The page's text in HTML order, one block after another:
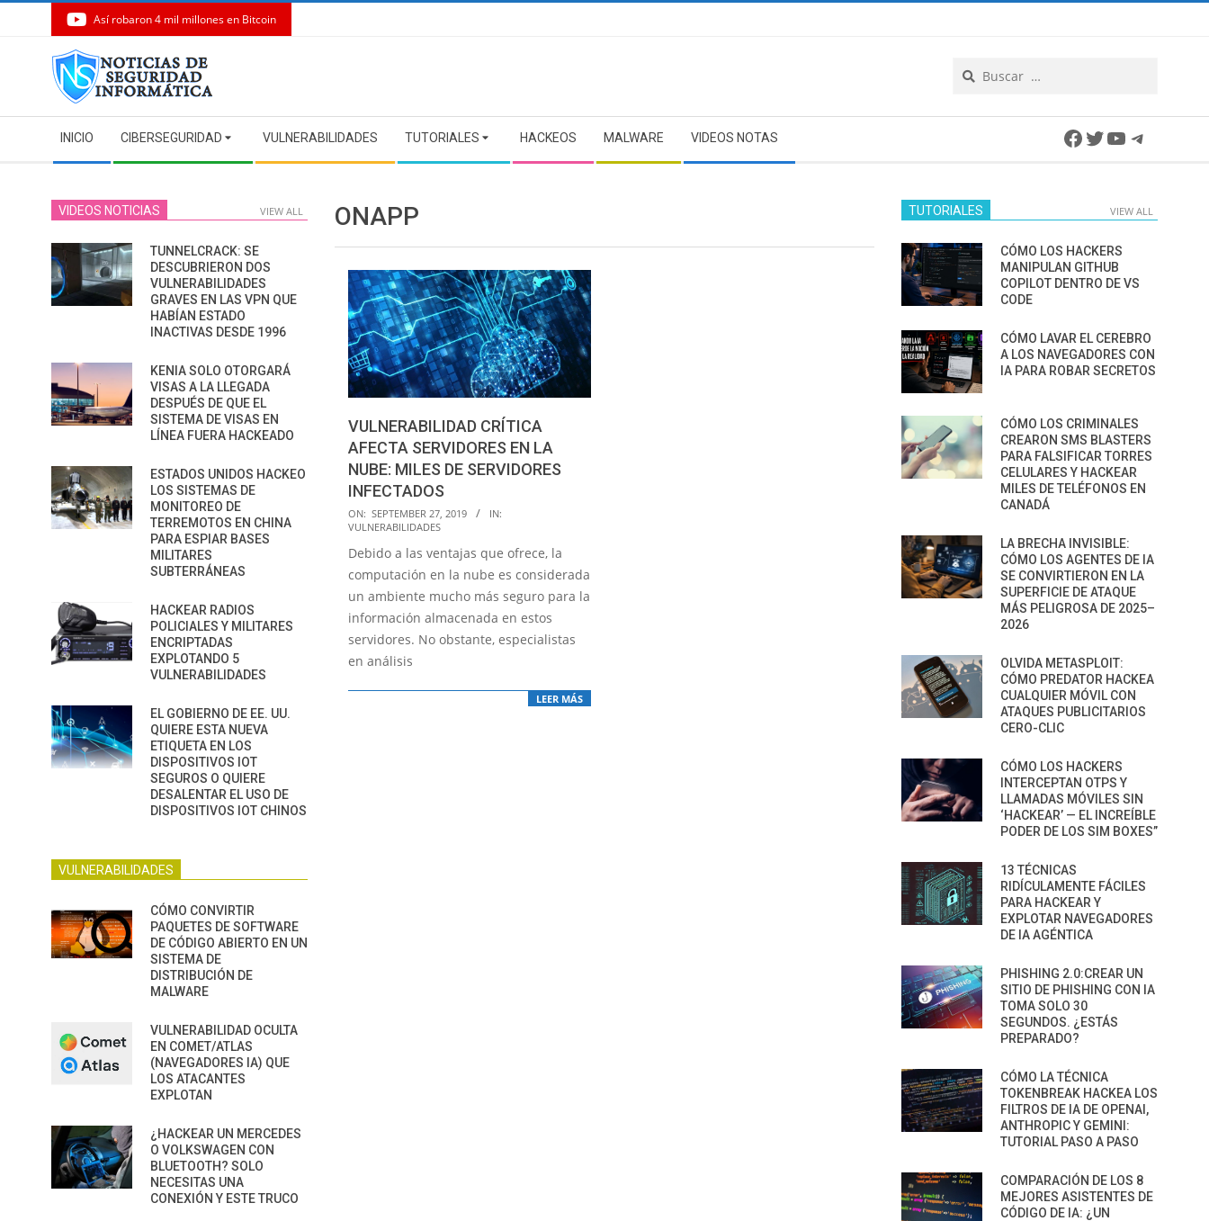
Así robaron 4 mil millones en Bitcoin
Navigation
Menu
INICIO CIBERSEGURIDAD VULNERABILIDADES TUTORIALES HACKEOS MALWARE VIDEOS NOTAS Facebook
Twitter
YouTube
ONAPP
VULNERABILIDAD CRÍTICA
AFECTA SERVIDORES EN LA
NUBE: MILES DE SERVIDORES
INFECTADOS
2019-
09-
27
ON: SEPTEMBER 27, 2019
IN:
VULNERABILIDADES
Debido a las ventajas que ofrece, la
computación en la nube es considerada
un ambiente mucho más seguro para la
información almacenada en estos
servidores. No obstante, especialistas
en análisis
LEER MÁS
VIDEOS NOTICIAS VIEW ALL
TUNNELCRACK: SE
DESCUBRIERON DOS
VULNERABILIDADES
GRAVES EN LAS VPN QUE
HABÍAN ESTADO
INACTIVAS DESDE 1996
KENIA SOLO OTORGARÁ
VISAS A LA LLEGADA
DESPUÉS DE QUE EL
SISTEMA DE VISAS EN
LÍNEA FUERA HACKEADO
ESTADOS UNIDOS HACKEO
LOS SISTEMAS DE
MONITOREO DE
TERREMOTOS EN CHINA
PARA ESPIAR BASES
MILITARES
SUBTERRÁNEAS
HACKEAR RADIOS
POLICIALES Y MILITARES
ENCRIPTADAS
EXPLOTANDO 5
VULNERABILIDADES
EL GOBIERNO DE EE. UU.
QUIERE ESTA NUEVA
ETIQUETA EN LOS
DISPOSITIVOS IOT
SEGUROS O QUIERE
DESALENTAR EL USO DE
DISPOSITIVOS IOT CHINOS
VULNERABILIDADES
CÓMO CONVIRTIR
PAQUETES DE SOFTWARE
DE CÓDIGO ABIERTO EN UN
SISTEMA DE
DISTRIBUCIÓN DE
MALWARE
VULNERABILIDAD OCULTA
EN COMET/ATLAS
(NAVEGADORES IA) QUE
LOS ATACANTES
EXPLOTAN
¿HACKEAR UN MERCEDES
O VOLKSWAGEN CON
BLUETOOTH? SOLO
NECESITAS UNA
CONEXIÓN Y ESTE TRUCO
TUTORIALES VIEW ALL
CÓMO LOS HACKERS
MANIPULAN GITHUB
COPILOT DENTRO DE VS
CODE
CÓMO LAVAR EL CEREBRO
A LOS NAVEGADORES CON
IA PARA ROBAR SECRETOS
CÓMO LOS CRIMINALES
CREARON SMS BLASTERS
PARA FALSIFICAR TORRES
CELULARES Y HACKEAR
MILES DE TELÉFONOS EN
CANADÁ
LA BRECHA INVISIBLE:
CÓMO LOS AGENTES DE IA
SE CONVIRTIERON EN LA
SUPERFICIE DE ATAQUE
MÁS PELIGROSA DE 2025–
2026
OLVIDA METASPLOIT:
CÓMO PREDATOR HACKEA
CUALQUIER MÓVIL CON
ATAQUES PUBLICITARIOS
CERO-CLIC
CÓMO LOS HACKERS
INTERCEPTAN OTPS Y
LLAMADAS MÓVILES SIN
‘HACKEAR’ — EL INCREÍBLE
PODER DE LOS SIM BOXES”
13 TÉCNICAS
RIDÍCULAMENTE FÁCILES
PARA HACKEAR Y
EXPLOTAR NAVEGADORES
DE IA AGÉNTICA
PHISHING 2.0:CREAR UN
SITIO DE PHISHING CON IA
TOMA SOLO 30
SEGUNDOS. ¿ESTÁS
PREPARADO?
CÓMO LA TÉCNICA
TOKENBREAK HACKEA LOS
FILTROS DE IA DE OPENAI,
ANTHROPIC Y GEMINI:
TUTORIAL PASO A PASO
COMPARACIÓN DE LOS 8
MEJORES ASISTENTES DE
CÓDIGO DE IA: ¿UN